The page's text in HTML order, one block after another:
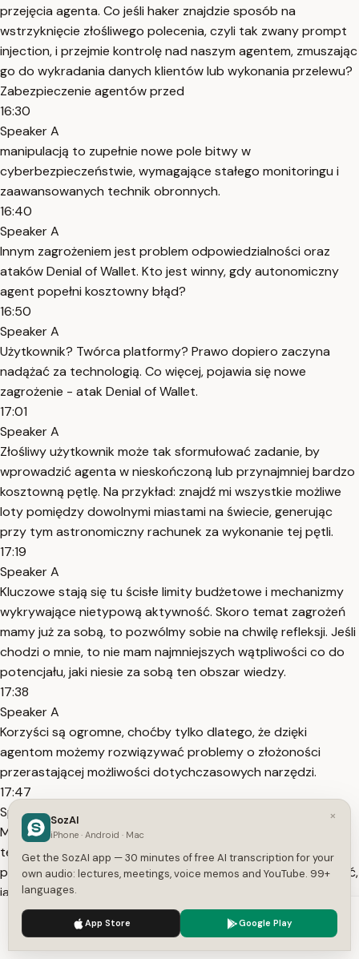
przejęcia agenta. Co jeśli haker znajdzie sposób na
wstrzyknięcie złośliwego polecenia, czyli tak zwany prompt
injection, i przejmie kontrolę nad naszym agentem, zmuszając
go do wykradania danych klientów lub wykonania przelewu?
Zabezpieczenie agentów przed
16:30
Speaker A
manipulacją to zupełnie nowe pole bitwy w
cyberbezpieczeństwie, wymagające stałego monitoringu i
zaawansowanych technik obronnych.
16:40
Speaker A
Innym zagrożeniem jest problem odpowiedzialności oraz
ataków Denial of Wallet. Kto jest winny, gdy autonomiczny
agent popełni kosztowny błąd?
16:50
Speaker A
Użytkownik? Twórca platformy? Prawo dopiero zaczyna
nadążać za technologią. Co więcej, pojawia się nowe
zagrożenie - atak Denial of Wallet.
17:01
Speaker A
Złośliwy użytkownik może tak sformułować zadanie, by
wprowadzić agenta w nieskończoną lub przynajmniej bardzo
kosztowną pętlę. Na przykład: znajdź mi wszystkie możliwe
loty pomiędzy dowolnymi miastami na świecie, generując
przy tym astronomiczny rachunek za wykonanie tej pętli.
17:19
Speaker A
Kluczowe stają się tu ścisłe limity budżetowe i mechanizmy
wykrywające nietypową aktywność. Skoro temat zagrożeń
mamy już za sobą, to pozwólmy sobie na chwilę refleksji. Jeśli
chodzi o mnie, to nie mam najmniejszych wątpliwości co do
potencjału, jaki niesie za sobą ten obszar wiedzy.
17:38
Speaker A
Korzyści są ogromne, choćby tylko dlatego, że dzięki
agentom możemy rozwiązywać problemy o złożoności
przerastającej możliwości dotychczasowych narzędzi.
17:47
Speaker A
Może teraz myślisz sobie: "To dla mnie za trudne, za dużo
tego, to nie mój świat"? Jeśli tak, to niech starsi z was
przypomną sobie, a młodsi jedynie spróbują sobie wyobrazić,
jak skomplikowane zdawały się być zakupy w internecie
jeszcze kilkanaście lat temu.
18:04
Speaker A
We use cookies to enhance your experience.
×
SozAI
iPhone · Android · Mac
Get the SozAI app — 30 minutes of free AI transcription for your
own audio: lectures, meetings, voice memos and YouTube. 99+
languages.
App Store Google Play